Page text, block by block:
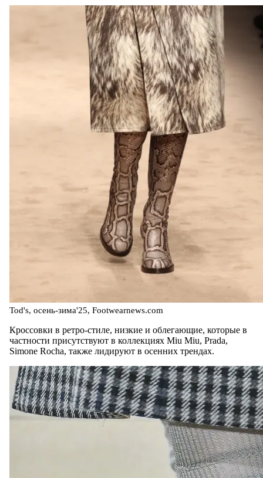
Tod's, осень-зима'25, Footwearnews.com
Кроссовки в ретро-стиле, низкие и облегающие, которые в
частности присутствуют в коллекциях Miu Miu, Prada,
Simone Rocha, также лидируют в осенних трендах.